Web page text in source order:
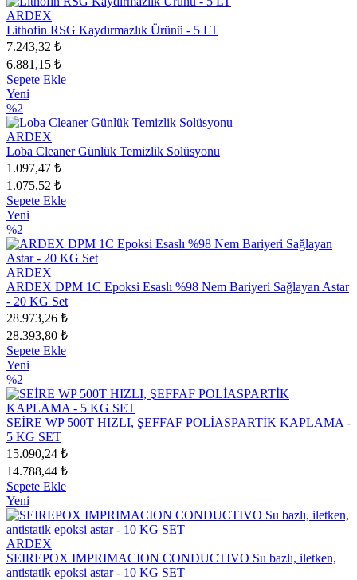
ARDEX
Lithofin RSG Kaydırmazlık Ürünü - 5 LT
7.243,32 ₺
6.881,15 ₺
Sepete Ekle
Yeni
%2
ARDEX
Loba Cleaner Günlük Temizlik Solüsyonu
1.097,47 ₺
1.075,52 ₺
Sepete Ekle
Yeni
%2
ARDEX
ARDEX DPM 1C Epoksi Esaslı %98 Nem Bariyeri Sağlayan Astar
- 20 KG Set
28.973,26 ₺
28.393,80 ₺
Sepete Ekle
Yeni
%2
SEİRE WP 500T HIZLI, ŞEFFAF POLİASPARTİK KAPLAMA -
5 KG SET
15.090,24 ₺
14.788,44 ₺
Sepete Ekle
Yeni
ARDEX
SEIREPOX IMPRIMACION CONDUCTIVO Su bazlı, iletken,
antistatik epoksi astar - 10 KG SET